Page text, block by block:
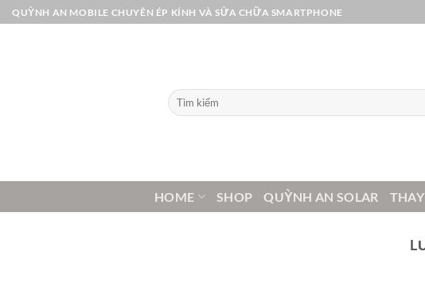
Bỏ
qua
QUỲNH AN MOBILE CHUYÊN ÉP KÍNH VÀ SỬA CHỮA SMARTPHONE
Tìm
kiếm:
HOME SHOP QUỲNH AN SOLAR